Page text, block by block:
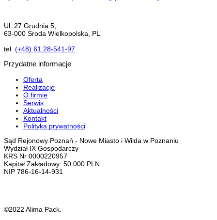
Ul. 27 Grudnia 5,
63-000 Środa Wielkopolska, PL
tel. (+48) 61 28-541-97
Przydatne informacje
Oferta
Realizacje
O firmie
Serwis
Aktualności
Kontakt
Polityka prywatności
Sąd Rejonowy Poznań - Nowe Miasto i Wilda w Poznaniu
Wydział IX Gospodarczy
KRS Nr 0000220957
Kapitał Zakładowy: 50.000 PLN
NIP 786-16-14-931
©2022 Alima Pack.